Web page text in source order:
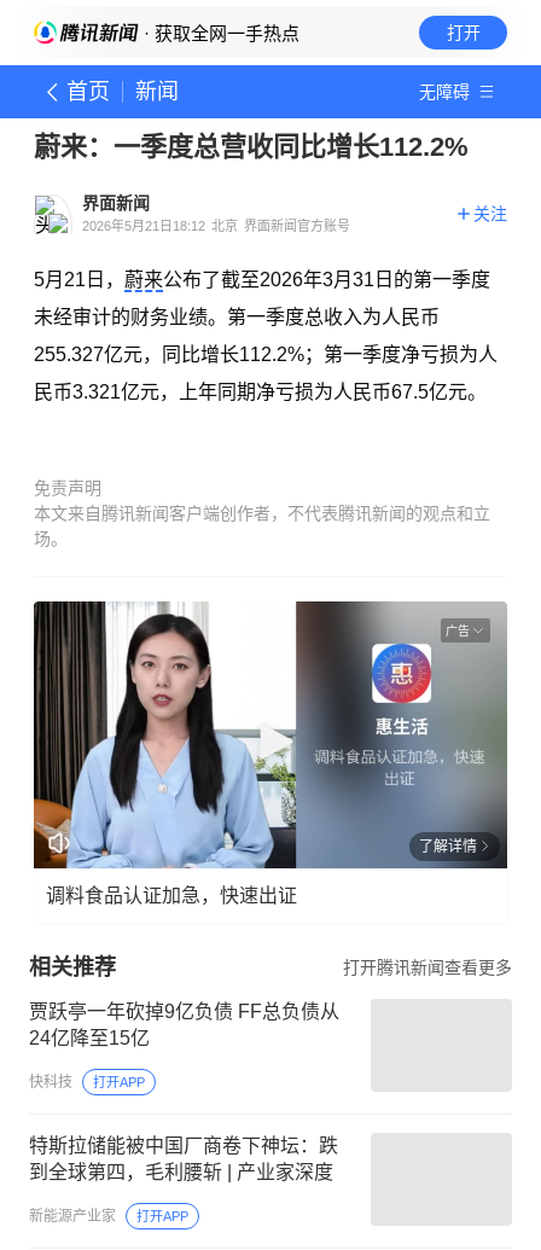
· 获取全网一手热点 打开
首页 新闻 无障碍
蔚来：一季度总营收同比增长112.2%
界面新闻
2026年5月21日18:12 北京 界面新闻官方账号
关注
5月21日， 蔚来公布了截至2026年3月31日的第一季度
未经审计的财务业绩。第一季度总收入为人民币
255.327亿元，同比增长112.2%；第一季度净亏损为人
民币3.321亿元，上年同期净亏损为人民币67.5亿元。
免责声明
本文来自腾讯新闻客户端创作者，不代表腾讯新闻的观点和立
场。
广告
了解详情
调料食品认证加急，快速出证
相关推荐 打开腾讯新闻查看更多
贾跃亭一年砍掉9亿负债 FF总负债从
24亿降至15亿
快科技 打开APP
特斯拉储能被中国厂商卷下神坛：跌
到全球第四，毛利腰斩 | 产业家深度
新能源产业家 打开APP